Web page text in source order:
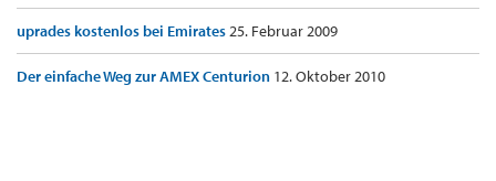
uprades kostenlos bei Emirates25. Februar 2009
Der einfache Weg zur AMEX Centurion 12. Oktober 2010